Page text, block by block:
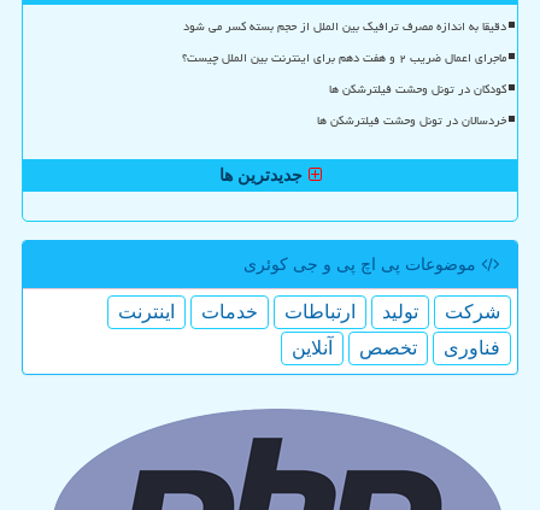
دقیقا به اندازه مصرف ترافیک بین الملل از حجم بسته کسر می شود
ماجرای اعمال ضریب ۲ و هفت دهم برای اینترنت بین الملل چیست؟
کودکان در تونل وحشت فیلترشکن ها
خردسالان در تونل وحشت فیلترشکن ها
جدیدترین ها
موضوعات پی اچ پی و جی كوئری
شركت تولید ارتباطات خدمات
اینترنت
فناوری
تخصص آنلاین